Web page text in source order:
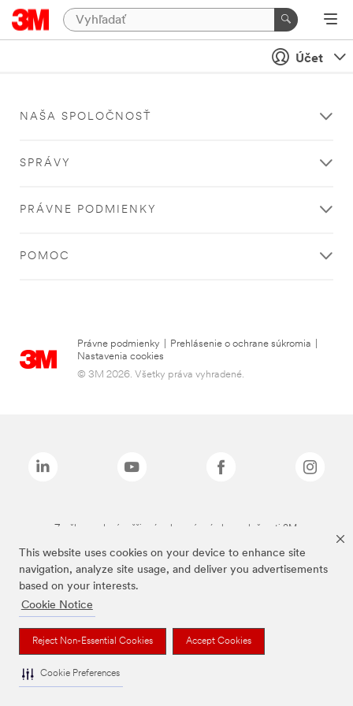
This website uses cookies on your device to enhance site
navigation, analyze site usage, and deliver you advertisements
based on your interests.
Cookie Notice
Reject Non-Essential Cookies Accept Cookies
Cookie Preferences
Účet
NAŠA SPOLOČNOSŤ
SPRÁVY
PRÁVNE PODMIENKY
POMOC
Právne podmienky Prehlásenie o ochrane súkromia
Nastavenia cookies
© 3M 2026. Všetky práva vyhradené.
Značky uvedené vyššie sú ochranné známky spoločnosti 3M.